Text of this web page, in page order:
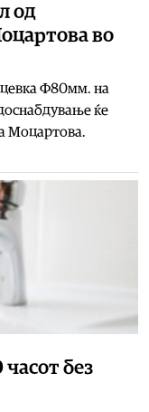
од
во
Ф80мм. на
ќе
Моцартова.
без